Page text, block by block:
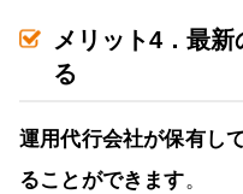
メリット4．最
る
運用代行会社が保有し
ることができます。